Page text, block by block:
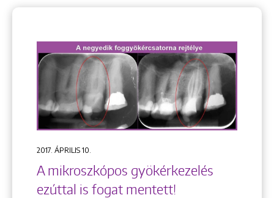
2017. ÁPRILIS 10.
A mikroszkópos gyökérkezelés
ezúttal is fogat mentett!